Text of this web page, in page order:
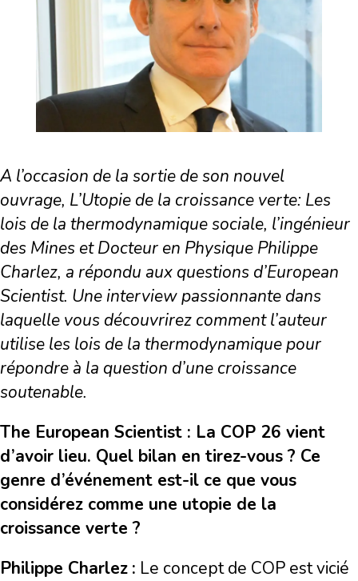
A l’occasion de la sortie de son nouvel
ouvrage, L’Utopie de la croissance verte: Les
lois de la thermodynamique sociale, l’ingénieur
des Mines et Docteur en Physique Philippe
Charlez, a répondu aux questions d’European
Scientist. Une interview passionnante dans
laquelle vous découvrirez comment l’auteur
utilise les lois de la thermodynamique pour
répondre à la question d’une croissance
soutenable.
The European Scientist : La COP 26 vient
d’avoir lieu. Quel bilan en tirez-vous ? Ce
genre d’événement est-il ce que vous
considérez comme une utopie de la
croissance verte ?
Philippe Charlez : Le concept de COP est vicié